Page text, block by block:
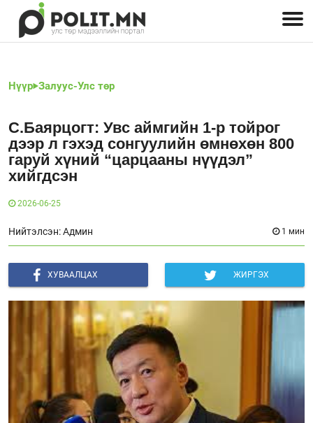
Нүүр Залуус-Улс төр
С.Баярцогт: Увс аймгийн 1-р тойрог
дээр л гэхэд сонгуулийн өмнөхөн 800
гаруй хүний “царцааны нүүдэл”
хийгдсэн
2026-06-25
Нийтэлсэн: Админ 1 мин
ХУВААЛЦАХ ЖИРГЭХ